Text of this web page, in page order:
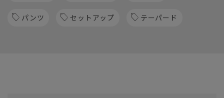
パンツ セットアップ テーパード